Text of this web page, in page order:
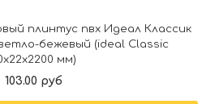
плинтус пвх Идеал Классик
бежевый (ideal Classic
мм)
103.00 руб